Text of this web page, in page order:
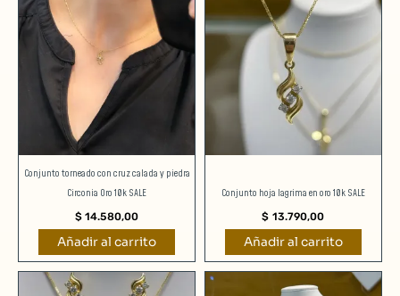
Conjunto torneado con cruz calada y piedra
Circonia Oro 10k SALE
$ 14.580,00
Añadir al carrito
Conjunto hoja lagrima en oro 10k SALE
$ 13.790,00
Añadir al carrito
Rango
de